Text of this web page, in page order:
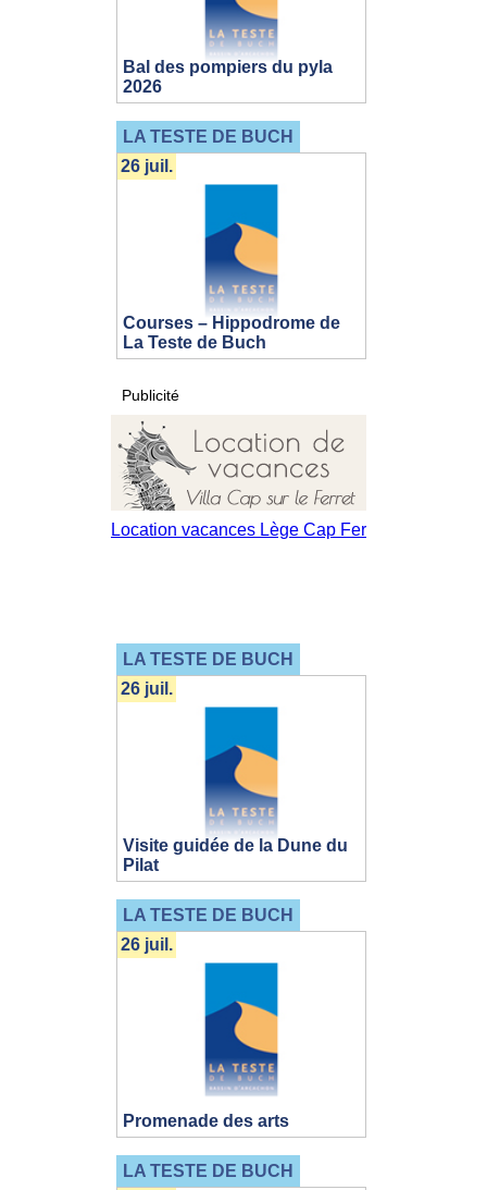
Bal des pompiers du pyla
2026
LA TESTE DE BUCH
Courses – Hippodrome de
La Teste de Buch
26 juil.
Publicité
LA TESTE DE BUCH
Visite guidée de la Dune du
Pilat
26 juil.
LA TESTE DE BUCH
Promenade des arts
26 juil.
LA TESTE DE BUCH